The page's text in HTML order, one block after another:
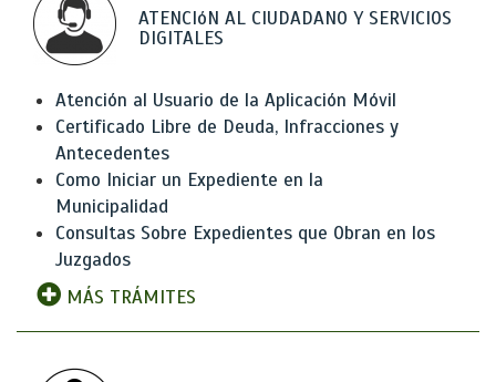
ATENCIóN AL CIUDADANO Y SERVICIOS
DIGITALES
Atención al Usuario de la Aplicación Móvil
Certificado Libre de Deuda, Infracciones y
Antecedentes
Como Iniciar un Expediente en la
Municipalidad
Consultas Sobre Expedientes que Obran en los
Juzgados
MÁS TRÁMITES